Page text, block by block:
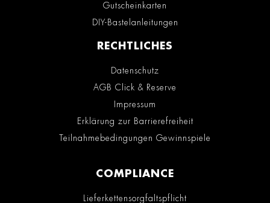
Gutscheinkarten
DIY-Bastelanleitungen
RECHTLICHES
Datenschutz
AGB Click & Reserve
Impressum
Erklärung zur Barrierefreiheit
Teilnahmebedingungen Gewinnspiele
COMPLIANCE
Lieferkettensorgfaltspflicht